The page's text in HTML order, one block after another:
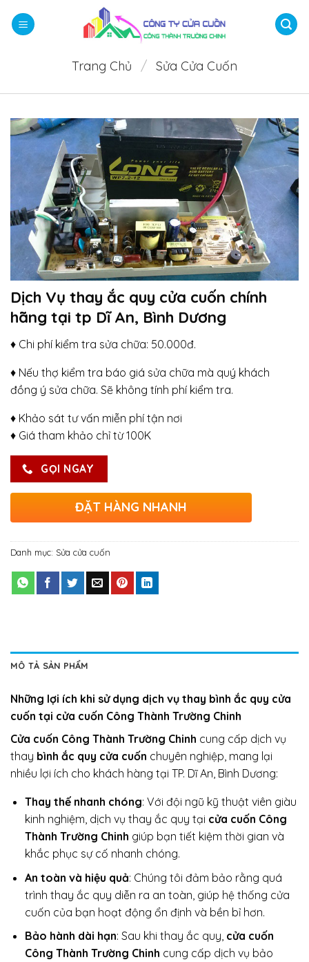
qua
Trang Chủ / Sửa Cửa Cuốn
Dịch Vụ thay ắc quy cửa cuốn chính
hãng tại tp Dĩ An, Bình Dương
♦ Chi phí kiểm tra sửa chữa: 50.000đ.
♦ Nếu thợ kiểm tra báo giá sửa chữa mà quý khách
đồng ý sửa chữa. Sẽ không tính phí kiểm tra.
♦ Khảo sát tư vấn miễn phí tận nơi
♦ Giá tham khảo chỉ từ 100K
GỌI NGAY
ĐẶT HÀNG NHANH
Danh mục: Sửa cửa cuốn
MÔ TẢ SẢN PHẨM
Những lợi ích khi sử dụng dịch vụ thay bình ắc quy cửa
cuốn tại cửa cuốn Công Thành Trường Chinh
Cửa cuốn Công Thành Trường Chinh cung cấp dịch vụ
thay bình ắc quy cửa cuốn chuyên nghiệp, mang lại
nhiều lợi ích cho khách hàng tại TP. Dĩ An, Bình Dương:
Thay thế nhanh chóng: Với đội ngũ kỹ thuật viên giàu
kinh nghiệm, dịch vụ thay ắc quy tại cửa cuốn Công
Thành Trường Chinh giúp bạn tiết kiệm thời gian và
khắc phục sự cố nhanh chóng.
An toàn và hiệu quả: Chúng tôi đảm bảo rằng quá
trình thay ắc quy diễn ra an toàn, giúp hệ thống cửa
cuốn của bạn hoạt động ổn định và bền bỉ hơn.
Bảo hành dài hạn: Sau khi thay ắc quy, cửa cuốn
Công Thành Trường Chinh cung cấp dịch vụ bảo